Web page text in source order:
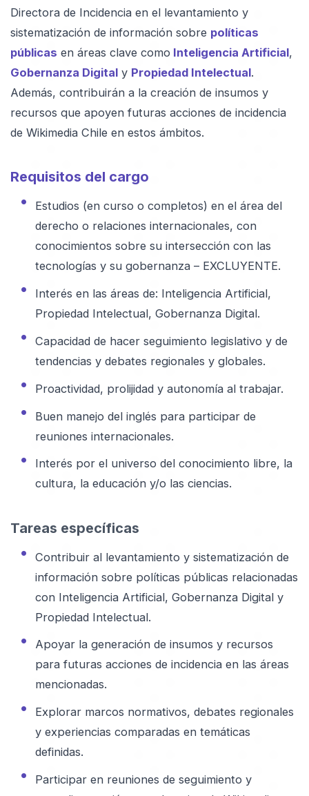
Directora de Incidencia en el levantamiento y
sistematización de información sobre políticas
públicas en áreas clave como Inteligencia Artificial,
Gobernanza Digitaly Propiedad Intelectual.
Además, contribuirán a la creación de insumos y
recursos que apoyen futuras acciones de incidencia
de Wikimedia Chile en estos ámbitos.
Requisitos del cargo
Estudios (en curso o completos) en el área del
derecho o relaciones internacionales, con
conocimientos sobre su intersección con las
tecnologías y su gobernanza – EXCLUYENTE.
Interés en las áreas de: Inteligencia Artificial,
Propiedad Intelectual, Gobernanza Digital.
Capacidad de hacer seguimiento legislativo y de
tendencias y debates regionales y globales.
Proactividad, prolijidad y autonomía al trabajar.
Buen manejo del inglés para participar de
reuniones internacionales.
Interés por el universo del conocimiento libre, la
cultura, la educación y/o las ciencias.
Tareas específicas
Contribuir al levantamiento y sistematización de
información sobre políticas públicas relacionadas
con Inteligencia Artificial, Gobernanza Digital y
Propiedad Intelectual.
Apoyar la generación de insumos y recursos
para futuras acciones de incidencia en las áreas
mencionadas.
Explorar marcos normativos, debates regionales
y experiencias comparadas en temáticas
definidas.
Participar en reuniones de seguimiento y